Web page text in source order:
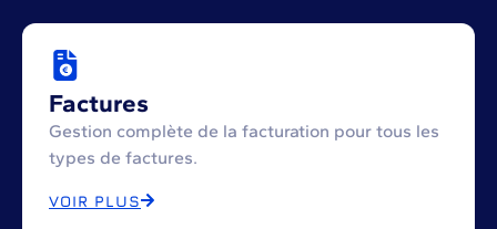
Factures
Gestion complète de la facturation pour tous les
types de factures.
VOIR PLUS